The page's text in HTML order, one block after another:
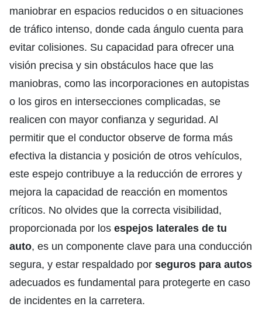
maniobrar en espacios reducidos o en situaciones
de tráfico intenso, donde cada ángulo cuenta para
evitar colisiones. Su capacidad para ofrecer una
visión precisa y sin obstáculos hace que las
maniobras, como las incorporaciones en autopistas
o los giros en intersecciones complicadas, se
realicen con mayor confianza y seguridad. Al
permitir que el conductor observe de forma más
efectiva la distancia y posición de otros vehículos,
este espejo contribuye a la reducción de errores y
mejora la capacidad de reacción en momentos
críticos. No olvides que la correcta visibilidad,
proporcionada por los espejos laterales de tu
auto, es un componente clave para una conducción
segura, y estar respaldado por seguros para autos
adecuados es fundamental para protegerte en caso
de incidentes en la carretera.